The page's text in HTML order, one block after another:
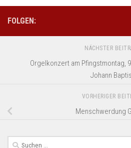
FOLGEN:
NÄCHSTER
Orgelkonzert am Pfingstmontag,
Johann
VORHERIGER
Menschwerdung
Suchen